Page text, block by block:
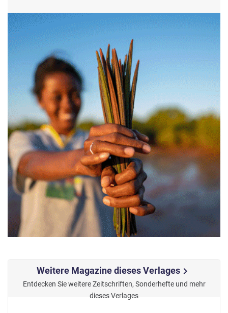
Weitere Magazine dieses Verlageschevron_right
Entdecken Sie weitere Zeitschriften, Sonderhefte und mehr
dieses Verlages